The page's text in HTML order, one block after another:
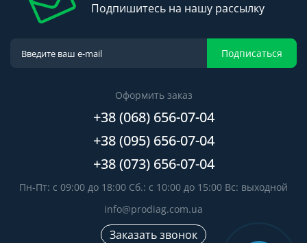
Подпишитесь на нашу рассылку
Подписаться
Оформить заказ
+38 (068) 656-07-04
+38 (095) 656-07-04
+38 (073) 656-07-04
Пн-Пт: с 09:00 до 18:00 Сб.: с 10:00 до 15:00 Вс: выходной
info@prodiag.com.ua
Заказать звонок